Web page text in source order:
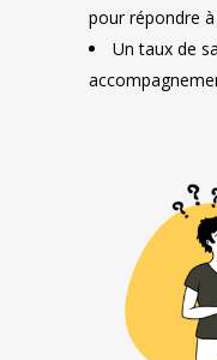
pour répondre
Un taux de